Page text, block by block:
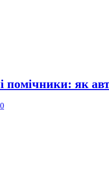
помічники: як
0